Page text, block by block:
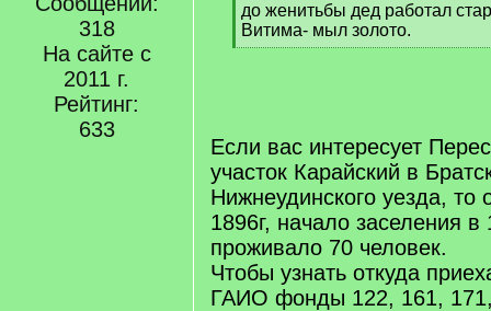
318
На сайте с
2011 г.
Рейтинг:
633
до женитьбы дед работал
Витима- мыл золото.
[
Если вас интересует
участок Карайский в
Нижнеудинского уезда, то
1896г, начало заселения в
проживало 70 человек.
Чтобы узнать откуда
ГАИО фонды 122, 161,